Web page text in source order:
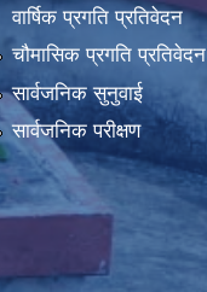
वार्षिक प्रगति प्रतिवेदन
चौमासिक प्रगति प्रतिवेदन
सार्वजनिक सुनुवाई
सार्वजनिक परीक्षण